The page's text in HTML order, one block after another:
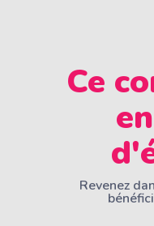
Ce
Revenez